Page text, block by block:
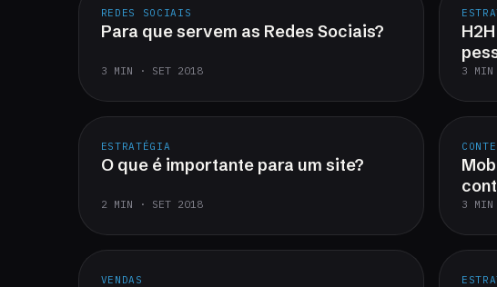
REDES SOCIAIS
Para que servem as Redes Sociais?
3 MIN · SET 2018 3
ESTRATÉGIA
O que é importante para um site?
2 MIN · SET 2018 3
VENDAS